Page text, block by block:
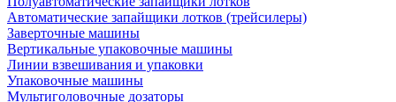
Автоматические запайщики лотков (трейсилеры)
Заверточные машины
Вертикальные упаковочные машины
Линии взвешивания и упаковки
Упаковочные машины
Мультиголовочные дозаторы